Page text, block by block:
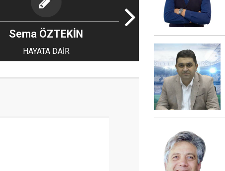
Sema ÖZTEKİN
HAYATA DAİR